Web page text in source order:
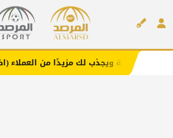
لك مزيدًا من العملاء (اضغط لطلب الإعلان)